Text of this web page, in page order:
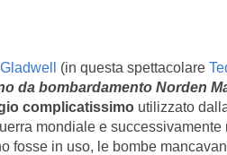
(in questa spettacolare
da bombardamento Norden
complicatissimo utilizzato
mondiale e
fosse in uso, le bombe